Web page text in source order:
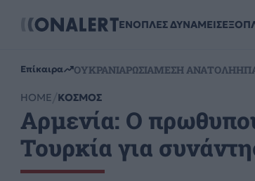
ΕΝΟΠΛΕΣ ΔΥΝΑΜΕΙΣ
Επίκαιρα ΟΥΚΡΑΝΙΑΡΩΣΙΑΜΕΣΗ ΑΝΑΤΟΛΗ
HOME ΚΟΣΜΟΣ
Αρμενία: Ο
Τουρκία για